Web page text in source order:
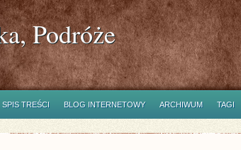
Podróże
SPIS TREŚCI BLOG INTERNETOWY ARCHIWUM TAGI